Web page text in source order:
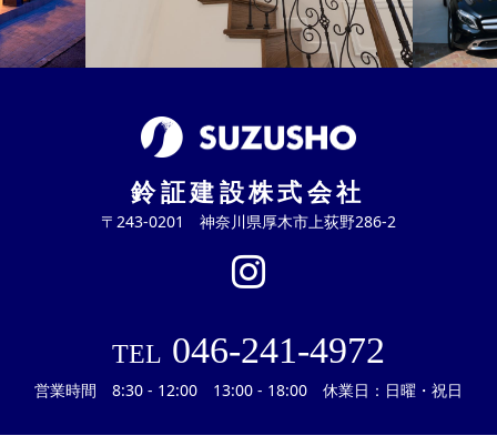
鈴証建設株式会社
〒243-0201 神奈川県厚木市上荻野286-2
TEL 046-241-4972
営業時間 8:30 - 12:00 13:00 - 18:00 休業日：日曜・祝日